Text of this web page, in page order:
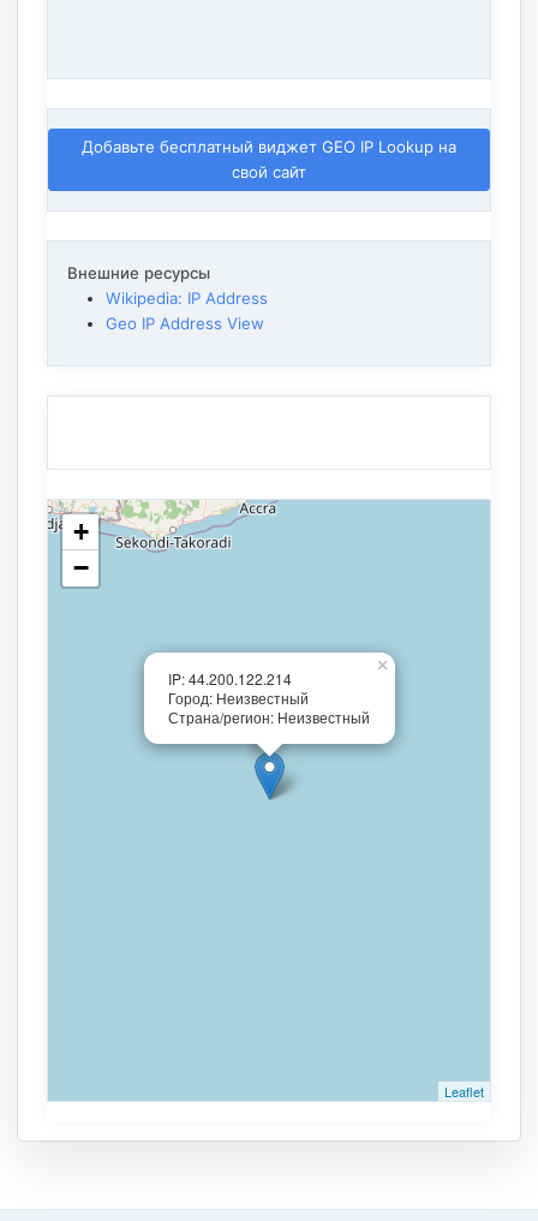
Добавьте бесплатный виджет GEO IP Lookup на
свой сайт
Внешние ресурсы
Wikipedia: IP Address
Geo IP Address View
IP: 44.200.122.214
Город: Неизвестный
Страна/регион: Неизвестный
×
+
−
Leaflet